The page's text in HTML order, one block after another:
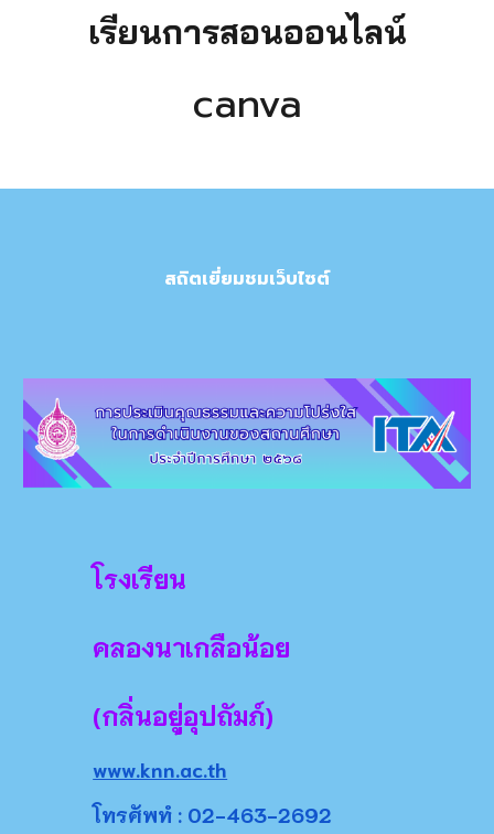
เรียนการสอนออนไลน์
canva
สถิตเยี่ยมชมเว็บไซต์
โรงเรียน
คลองนาเกลือน้อย
(กลิ่นอยู่อุปถัมภ์)
www.knn.ac.th
โทรศัพทํ : 02-463-2692